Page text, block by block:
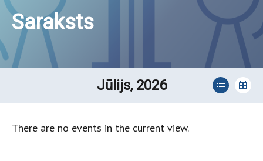
Saraksts
Jūlijs, 2026
There are no events in the current view.